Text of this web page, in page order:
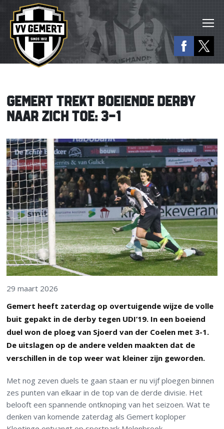
GEMERT TREKT BOEIENDE DERBY
NAAR ZICH TOE: 3-1
29 maart 2026
Gemert heeft zaterdag op overtuigende wijze de volle
buit gepakt in de derby tegen UDI’19. In een boeiend
duel won de ploeg van Sjoerd van der Coelen met 3-1.
De uitslagen op de andere velden maakten dat de
verschillen in de top weer wat kleiner zijn geworden.
Met nog zeven duels te gaan staan er nu vijf ploegen binnen
zes punten van elkaar in de top van de derde divisie. Het
belooft een spannende ontknoping van het seizoen. Wat te
denken van komende zaterdag als Gemert koploper